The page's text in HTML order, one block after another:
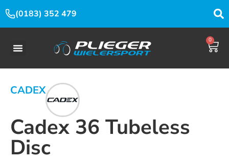
(0183) 352 479
0
CADEX
Cadex 36 Tubeless
Disc